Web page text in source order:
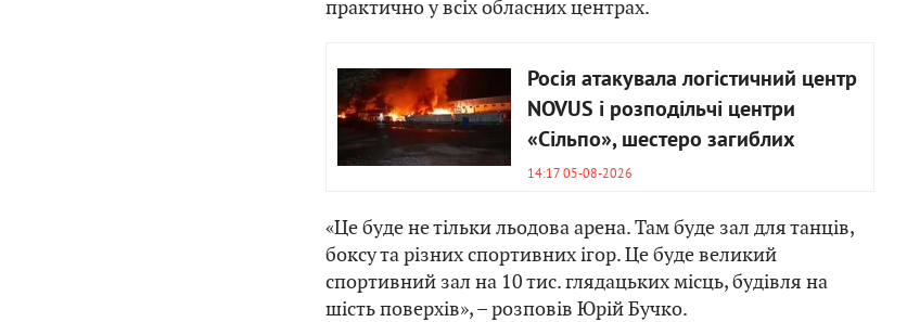
практично у всіх обласних центрах.
Росія атакувала логістичний центр
NOVUS і розподільчі центри
«Сільпо», шестеро загиблих
14:17 05-08-2026
«Це буде не тільки льодова арена. Там буде зал для танців,
боксу та різних спортивних ігор. Це буде великий
спортивний зал на 10 тис. глядацьких місць, будівля на
шість поверхів», – розповів Юрій Бучко.